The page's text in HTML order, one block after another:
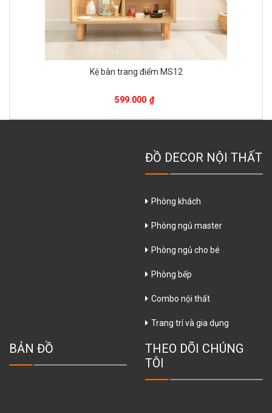
Kệ bàn trang điểm MS12
599.000 ₫
ĐỒ DECOR NỘI THẤT
Phòng khách
Phòng ngủ master
Phòng ngủ cho bé
Phòng bếp
Combo nội thất
Trang trí và gia dụng
BẢN ĐỒ
THEO DÕI CHÚNG
TÔI